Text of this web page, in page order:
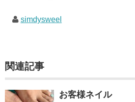
simdysweel
関連記事
お客様ネイル